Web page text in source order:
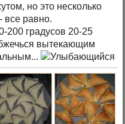
но это несколько
все равно.
200 градусов 20-25
вытекающим